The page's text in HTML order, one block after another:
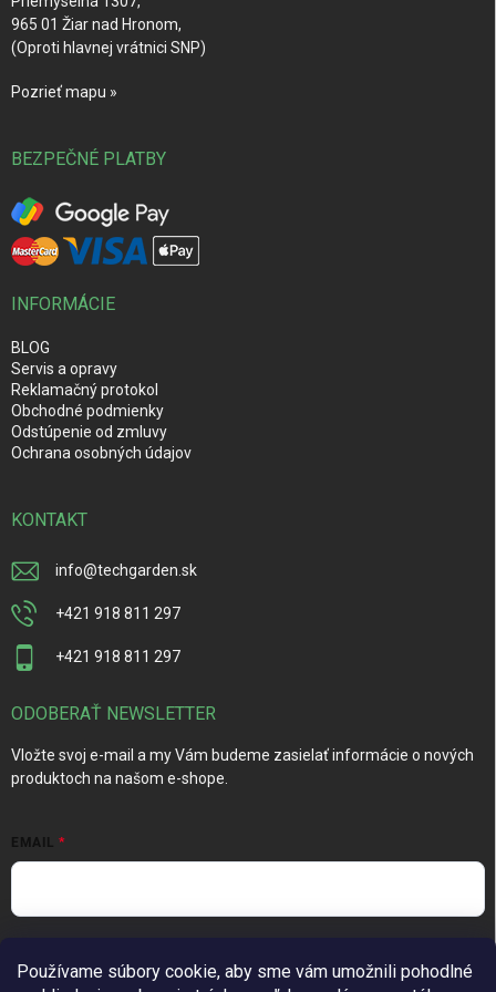
Používame súbory cookie, aby sme vám umožnili pohodlné
965 01 Žiar nad Hronom,
(Oproti hlavnej vrátnici SNP)
Pozrieť mapu »
BEZPEČNÉ PLATBY
INFORMÁCIE
BLOG
Servis a opravy
Reklamačný protokol
Obchodné podmienky
Odstúpenie od zmluvy
Ochrana osobných údajov
KONTAKT
info@techgarden.sk
+421 918 811 297
+421 918 811 297
ODOBERAŤ NEWSLETTER
Vložte svoj e-mail a my Vám budeme zasielať informácie o nových
produktoch na našom e-shope.
EMAIL
údajov